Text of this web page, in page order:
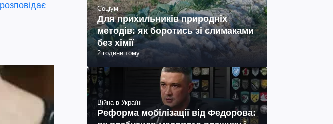
розповідає
Соціум
Для прихильників природніх
методів: як боротись зі слимаками
без хімії
2 години тому
Війна в Україні
Реформа мобілізації від Федорова: